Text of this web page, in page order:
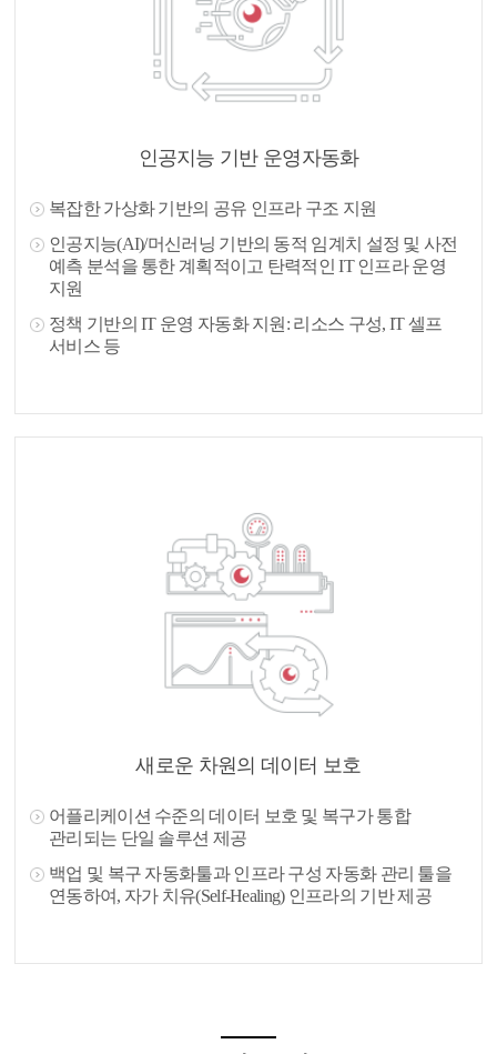
인공지능 기반 운영자동화
복잡한 가상화 기반의 공유 인프라 구조 지원
인공지능(AI)/머신러닝 기반의 동적 임계치 설정 및 사전
예측 분석을 통한 계획적이고 탄력적인 IT 인프라 운영
지원
정책 기반의 IT 운영 자동화 지원: 리소스 구성, IT 셀프
서비스 등
새로운 차원의 데이터 보호
어플리케이션 수준의 데이터 보호 및 복구가 통합
관리되는 단일 솔루션 제공
백업 및 복구 자동화툴과 인프라 구성 자동화 관리 툴을
연동하여, 자가 치유(Self-Healing) 인프라의 기반 제공